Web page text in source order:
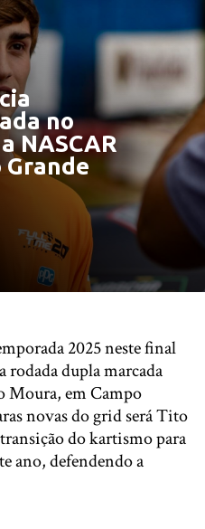
no
NASCAR
Grande
2025 neste final
rodada dupla marcada
Moura, em Campo
novas do grid será Tito
do kartismo para
ano, defendendo a